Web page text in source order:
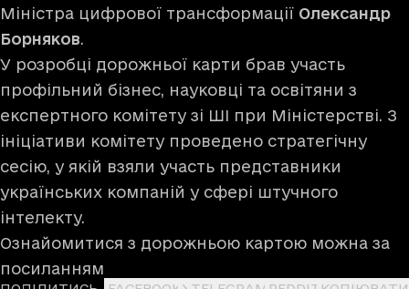
Міністра цифрової трансформації Олександр
Борняков.
У розробці дорожньої карти брав участь
профільний бізнес, науковці та освітяни з
експертного комітету зі ШІ при Міністерстві. З
ініціативи комітету проведено стратегічну
сесію, у якій взяли участь представники
українських компаній у сфері штучного
інтелекту.
Ознайомитися з дорожньою картою можна за
посиланням